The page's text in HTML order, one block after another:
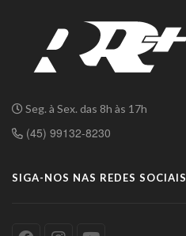
Seg. à Sex. das 8h às 17h
(45) 99132-8230
SIGA-NOS NAS REDES SOCIAIS